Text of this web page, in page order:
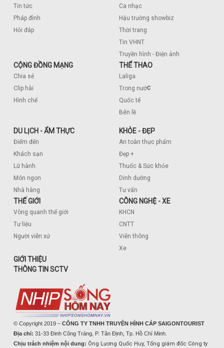
Tin tức
Pháp đình
Hỏi đáp
Ca nhạc
Hậu trường showbiz
Thời trang
Tin VHNT
Truyền hình - Điện ảnh
CỘNG ĐỒNG MẠNG
Chia sẻ
Clip hài
Hình chế
THỂ THAO
Laliga
Trong nước
Quốc tế
Bên lề
DU LỊCH - ẨM THỰC
Điểm đến
Khách sạn
Lữ hành
Món ngon
Nhà hàng
KHỎE - ĐẸP
An toàn thực phẩm
Đẹp +
Thuốc & Sức khỏe
Dinh dưỡng
Tư vấn
THẾ GIỚI
Vòng quanh thế giới
Tư liệu
Người viễn xứ
CÔNG NGHỆ - XE
KHCN
CNTT
Viễn thông
Xe
GIỚI THIỆU
THÔNG TIN SCTV
© Copyright 2019 – CÔNG TY TNHH TRUYỀN HÌNH CÁP SAIGONTOURIST
Địa chỉ: 31-33 Đinh Công Tráng, P. Tân Định, Tp. Hồ Chí Minh.
Chịu trách nhiệm nội dung: Ông Lương Quốc Huy, Tổng giám đốc Công ty